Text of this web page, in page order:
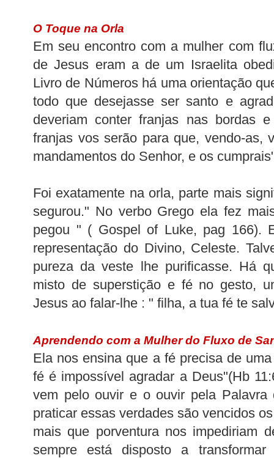
O Toque na Orla
Em seu encontro com a mulher com
de Jesus eram a de um Israelita
Livro de Números há uma orientação
todo que desejasse ser santo e
deveriam conter franjas nas bordas
franjas vos serão para que, vendo-as,
mandamentos do Senhor, e os
Foi exatamente na orla, parte mais
segurou." No verbo Grego ela fez
pegou " ( Gospel of Luke, pag 166).
representação do Divino, Celeste.
pureza da veste lhe purificasse. Há
misto de superstição e fé no gesto,
Jesus ao falar-lhe : " filha, a tua fé te
Aprendendo com a Mulher do Fluxo de
Ela nos ensina que a fé precisa de
fé é impossível agradar a Deus"(Hb
vem pelo ouvir e o ouvir pela
praticar essas verdades são vencidos
mais que porventura nos impediriam
sempre está disposto a